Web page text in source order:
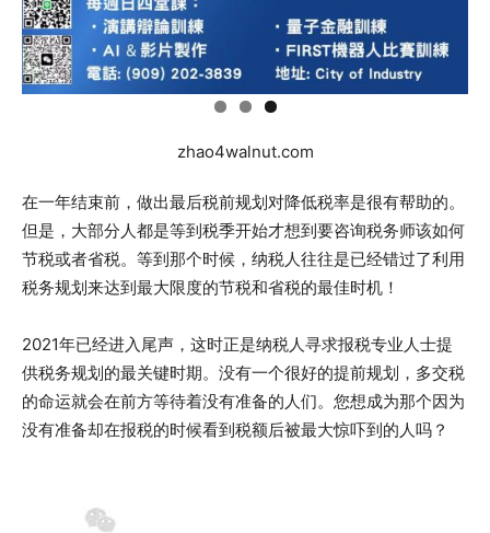
zhao4walnut.com
在一年结束前，做出最后税前规划对降低税率是很有帮助的。
但是，大部分人都是等到税季开始才想到要咨询税务师该如何
节税或者省税。等到那个时候，纳税人往往是已经错过了利用
税务规划来达到最大限度的节税和省税的最佳时机！
2021年已经进入尾声，这时正是纳税人寻求报税专业人士提
供税务规划的最关键时期。没有一个很好的提前规划，多交税
的命运就会在前方等待着没有准备的人们。您想成为那个因为
没有准备却在报税的时候看到税额后被最大惊吓到的人吗？